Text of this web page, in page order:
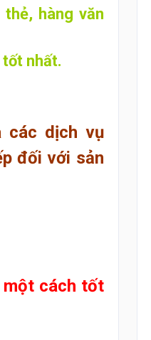
hàng văn
nhất.
các dịch vụ
đối với sản
một cách tốt